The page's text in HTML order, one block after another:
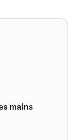
mains